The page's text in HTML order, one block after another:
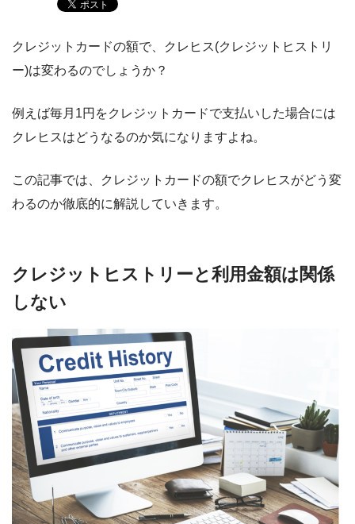
クレジットカードの額で、クレヒス(クレジットヒストリ
ー)は変わるのでしょうか？
例えば毎月1円をクレジットカードで支払いした場合には
クレヒスはどうなるのか気になりますよね。
この記事では、クレジットカードの額でクレヒスがどう変
わるのか徹底的に解説していきます。
クレジットヒストリーと利用金額は関係
しない